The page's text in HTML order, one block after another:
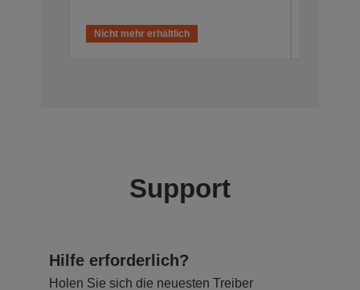
Nicht mehr erhältlich
Support
Hilfe erforderlich?
Holen Sie sich die neuesten Treiber